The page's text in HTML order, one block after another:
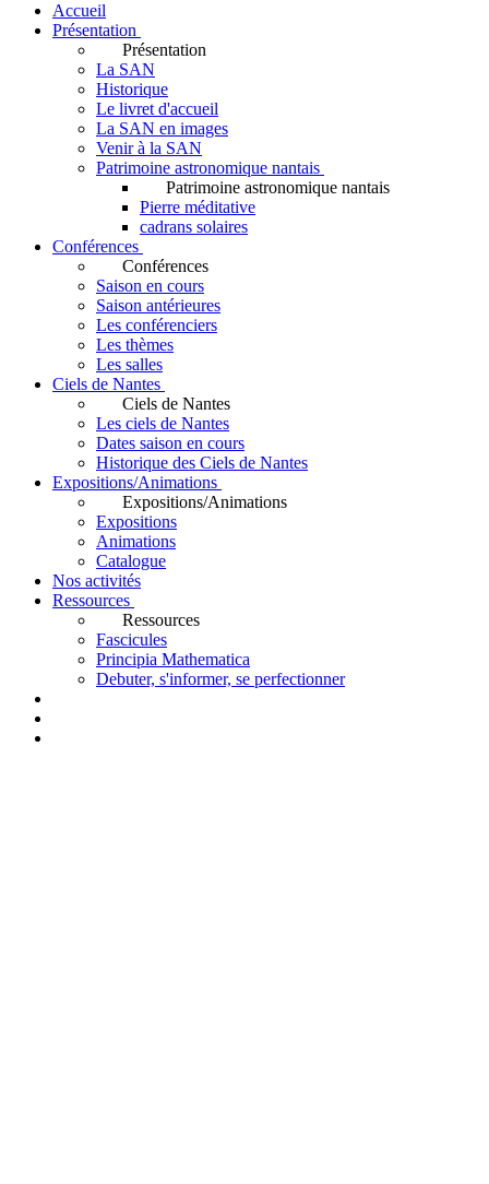
Accueil
Présentation
Présentation
La SAN
Historique
Le livret d'accueil
La SAN en images
Venir à la SAN
Patrimoine astronomique nantais
Patrimoine astronomique nantais
Pierre méditative
cadrans solaires
Conférences
Conférences
Saison en cours
Saison antérieures
Les conférenciers
Les thèmes
Les salles
Ciels de Nantes
Ciels de Nantes
Les ciels de Nantes
Dates saison en cours
Historique des Ciels de Nantes
Expositions/Animations
Expositions/Animations
Expositions
Animations
Catalogue
Nos activités
Ressources
Ressources
Fascicules
Principia Mathematica
Debuter, s'informer, se perfectionner